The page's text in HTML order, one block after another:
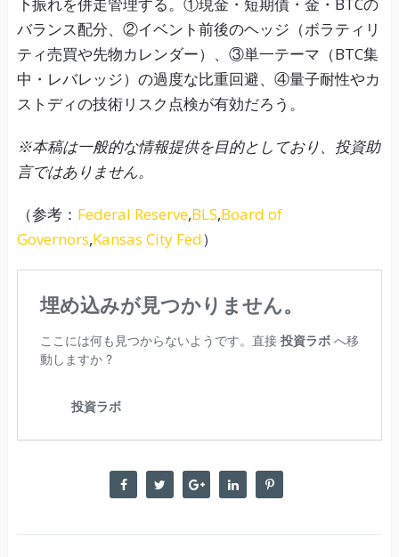
下振れを併走管理する。①現金・短期債・金・BTCの
バランス配分、②イベント前後のヘッジ（ボラティリ
ティ売買や先物カレンダー）、③単一テーマ（BTC集
中・レバレッジ）の過度な比重回避、④量子耐性やカ
ストディの技術リスク点検が有効だろう。
※本稿は一般的な情報提供を目的としており、投資助
言ではありません。
（参考： Federal Reserve,BLS,Board of
Governors,Kansas City Fed）